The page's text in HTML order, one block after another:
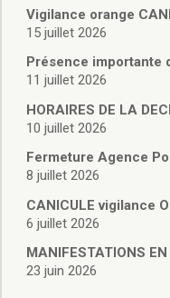
Police
Cimetière/
Services en
Licences
Cadastre
Actes d’état
Budget de
Budget
Conseils
Règlement
Vigilance orange
15 juillet 2026
Présence importante
11 juillet 2026
HORAIRES DE LA
10 juillet 2026
Fermeture Agence
8 juillet 2026
CANICULE vigilance
6 juillet 2026
MANIFESTATIONS
23 juin 2026